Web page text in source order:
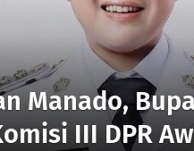
Manado,
III DPR